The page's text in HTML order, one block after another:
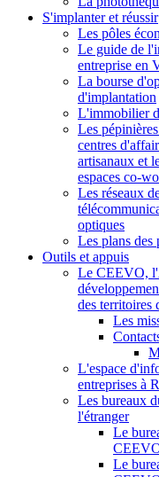
S'implanter et réussir
Les pôles
Le guide de
entreprise en
La bourse
d'implantation
L'immobilier
Les
centres
artisanaux et
espaces co-
Les réseaux
optiques
Les plans des
Outils et appuis
Le CEEVO,
des territoires
Les
L'espace
entreprises à
Les bureaux
l'étranger
Le
Le